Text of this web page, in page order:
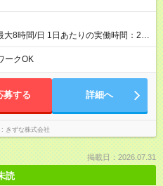
大8時間/日 1日あたりの実働時間：2時
～19時00分 ・15時00分～17時00分
10時00分～14時00分(学校の長期休み
ークOK
募する 詳細へ
きずな株式会社
掲載日：2026.07.31
読